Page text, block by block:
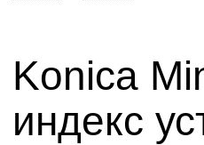
Konica
индекс